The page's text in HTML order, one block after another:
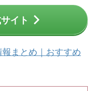
イト
まとめ｜おすすめ